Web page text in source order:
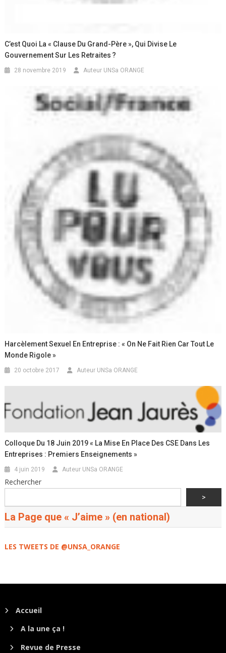
C’est Quoi La « Clause Du Grand-Père », Qui Divise Le
Gouvernement Sur Les Retraites ?
28 novembre 2019 Auteur UNSa ORANGE
Harcèlement Sexuel En Entreprise : « On Ne Fait Rien Car Tout Le
Monde Rigole »
20 octobre 2017 Auteur UNSa ORANGE
Colloque Du 18 Juin 2019 « La Mise En Place Des CSE Dans Les
Entreprises : Premiers Enseignements »
4 juin 2019 Auteur UNSa ORANGE
Rechercher
>
La Page que « J’aime » (en national)
LES TWEETS DE @UNSA_ORANGE
Accueil
A la une ça !
Revue de Presse